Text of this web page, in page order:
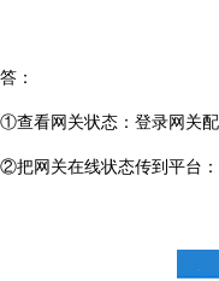
答：
①查看网关状态：登录网关
②把网关在线状态传到平台